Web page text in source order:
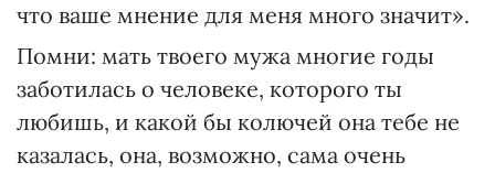
что ваше мнение для меня много значит».
Помни: мать твоего мужа многие годы
заботилась о человеке, которого ты
любишь, и какой бы колючей она тебе не
казалась, она, возможно, сама очень